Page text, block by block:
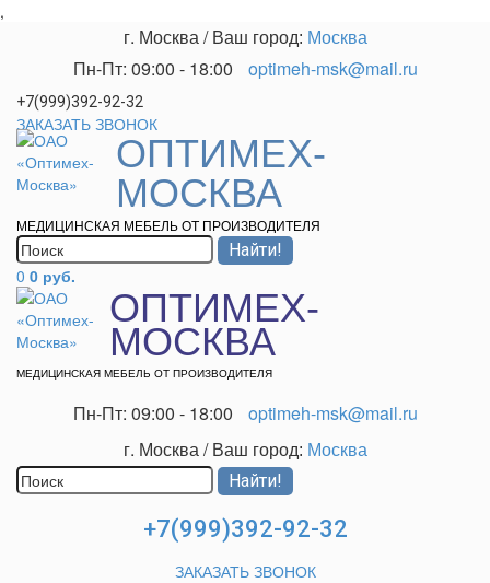
,
г. Москва/ Ваш город: Москва
Пн-Пт: 09:00 - 18:00 optimeh-msk@mail.ru
+7(999)392-92-32
ЗАКАЗАТЬ ЗВОНОК
ОПТИМЕХ-
МОСКВА
МЕДИЦИНСКАЯ МЕБЕЛЬ ОТ ПРОИЗВОДИТЕЛЯ
0 0 руб.
ОПТИМЕХ-
МОСКВА
МЕДИЦИНСКАЯ МЕБЕЛЬ ОТ ПРОИЗВОДИТЕЛЯ
Пн-Пт: 09:00 - 18:00
optimeh-msk@mail.ru
г. Москва/ Ваш город: Москва
+7(999)392-92-32
ЗАКАЗАТЬ ЗВОНОК